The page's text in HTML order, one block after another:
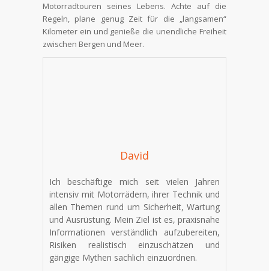
Motorradtouren seines Lebens. Achte auf die
Regeln, plane genug Zeit für die „langsamen“
Kilometer ein und genieße die unendliche Freiheit
zwischen Bergen und Meer.
David
Ich beschäftige mich seit vielen Jahren
intensiv mit Motorrädern, ihrer Technik und
allen Themen rund um Sicherheit, Wartung
und Ausrüstung. Mein Ziel ist es, praxisnahe
Informationen verständlich aufzubereiten,
Risiken realistisch einzuschätzen und
gängige Mythen sachlich einzuordnen.